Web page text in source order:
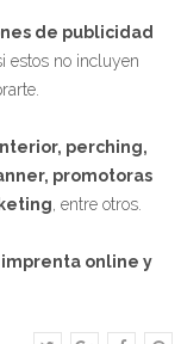
de publicidad
estos no incluyen
perching,
promotoras
, entre otros.
online y